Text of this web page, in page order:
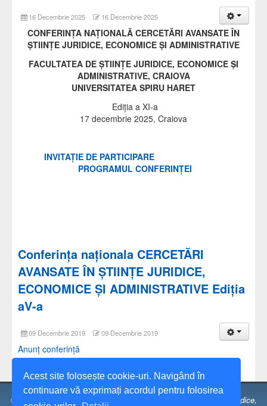
Acest site folosește cookie-uri. Navigând în
continuare vă exprimați acordul pentru folosirea
16 Decembrie 2025 16 Decembrie 2025
CONFERINŢA NAŢIONALĂ CERCETĂRI AVANSATE ÎN
ȘTIINȚE JURIDICE, ECONOMICE ȘI ADMINISTRATIVE
FACULTATEA DE ŞTIINŢE JURIDICE, ECONOMICE ŞI
ADMINISTRATIVE, CRAIOVA
UNIVERSITATEA SPIRU HARET
Ediția a XI-a
17 decembrie 2025, Craiova
INVITAŢIE DE PARTICIPARE
PROGRAMUL CONFERINȚEI
Conferința naționala CERCETĂRI
AVANSATE ÎN ȘTIINȚE JURIDICE,
ECONOMICE ȘI ADMINISTRATIVE Ediția
aV-a
09 Decembrie 2019 09 Decembrie 2019
Anunț conferință
© 1991 - 2026 Universitatea Spiru Haret, Facultatea de Științe Juridice,